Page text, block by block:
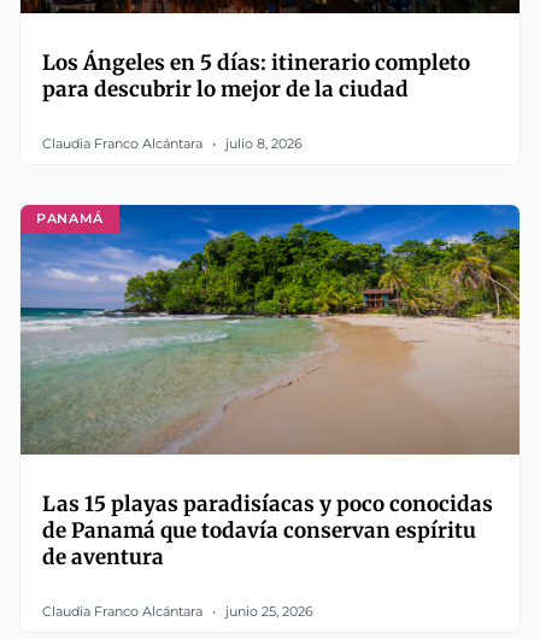
Los Ángeles en 5 días: itinerario completo
para descubrir lo mejor de la ciudad
Claudia Franco Alcántara julio 8, 2026
PANAMÁ
Las 15 playas paradisíacas y poco conocidas
de Panamá que todavía conservan espíritu
de aventura
Claudia Franco Alcántara junio 25, 2026